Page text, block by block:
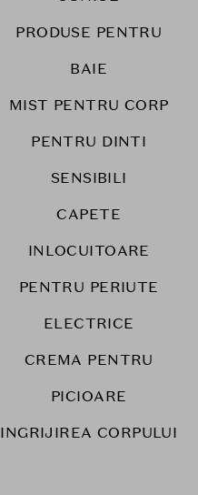
PRODUSE PENTRU
BAIE
MIST PENTRU CORP
PENTRU DINTI
SENSIBILI
CAPETE
INLOCUITOARE
PENTRU PERIUTE
ELECTRICE
CREMA PENTRU
PICIOARE
INGRIJIREA CORPULUI